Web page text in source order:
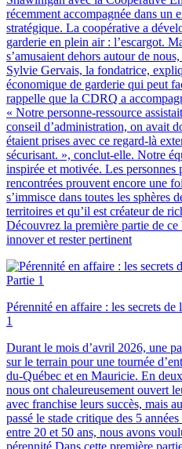
récemment accompagnée dans un
stratégique. La coopérative a
garderie en plein air : l’escargot.
s’amusaient dehors autour de
Sylvie Gervais, la fondatrice,
économique de garderie qui peut
rappelle que la CDRQ a
« Notre personne-ressource
conseil d’administration, on avait
étaient prises avec ce regard-là
sécurisant. », conclut-elle. Notre
inspirée et motivée. Les personnes
rencontrées prouvent encore une
s’immisce dans toutes les sphères
territoires et qu’il est créateur de
Découvrez la première partie de
innover et rester pertinent
Pérennité en affaire : les secrets
1
Durant le mois d’avril 2026, une
sur le terrain pour une tournée
du-Québec et en Mauricie. En
nous ont chaleureusement ouvert
avec franchise leurs succès, mais
passé le stade critique des 5
entre 20 et 50 ans, nous avons